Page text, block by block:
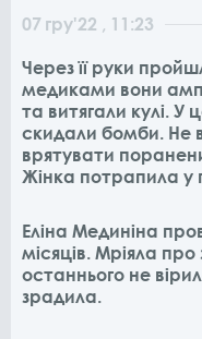
07 гру'22 , 11:23
Через її руки
медиками вони
та витягали кулі. У
скидали бомби. Не
врятувати
Жінка потрапила у
Еліна Мединіна
місяців. Мріяла
останнього не
зрадила.